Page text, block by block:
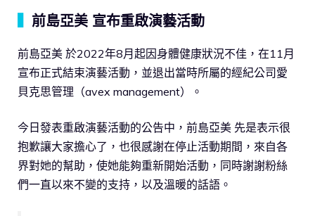
前島亞美 宣布重啟演藝活動
前島亞美 於2022年8月起因身體健康狀況不佳，在11月
宣布正式結束演藝活動，並退出當時所屬的經紀公司愛
貝克思管理（avex management）。
今日發表重啟演藝活動的公告中，前島亞美 先是表示很
抱歉讓大家擔心了，也很感謝在停止活動期間，來自各
界對她的幫助，使她能夠重新開始活動，同時謝謝粉絲
們一直以來不變的支持，以及溫暖的話語。